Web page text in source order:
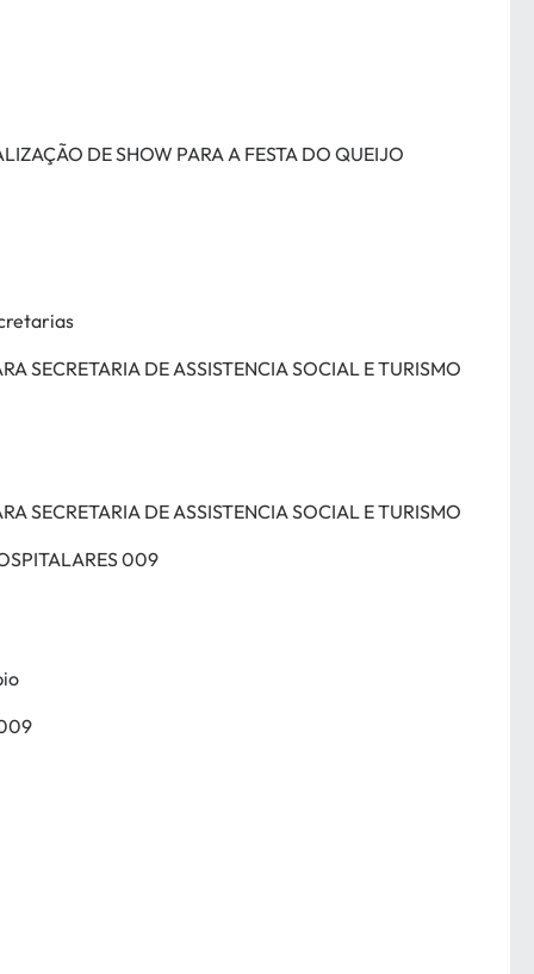
DE SHOW PARA A FESTA DO QUEIJO
SECRETARIA DE ASSISTENCIA SOCIAL E TURISMO
SECRETARIA DE ASSISTENCIA SOCIAL E TURISMO
009